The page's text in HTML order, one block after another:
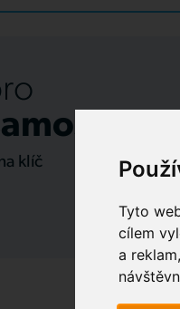
Tyto
cílem
a
klíč